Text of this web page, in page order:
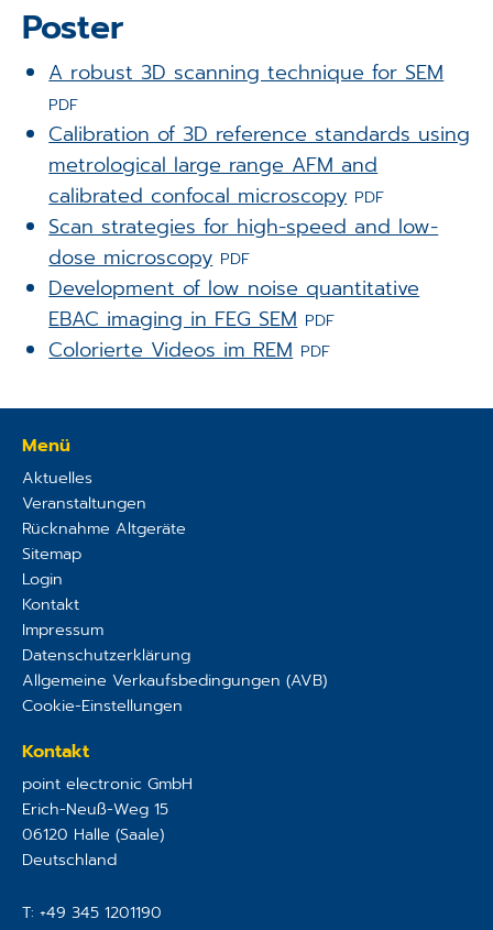
Poster
A robust 3D scanning technique for SEM
PDF
Calibration of 3D reference standards using
metrological large range AFM and
calibrated confocal microscopy PDF
Scan strategies for high-speed and low-
dose microscopy PDF
Development of low noise quantitative
EBAC imaging in FEG SEM PDF
Colorierte Videos im REM PDF
Menü
Aktuelles
Veranstaltungen
Rücknahme Altgeräte
Sitemap
Login
Kontakt
Impressum
Datenschutzerklärung
Allgemeine Verkaufsbedingungen (AVB)
Cookie-Einstellungen
Kontakt
point electronic GmbH
Erich-Neuß-Weg 15
06120 Halle (Saale)
Deutschland
T: +49 345 1201190